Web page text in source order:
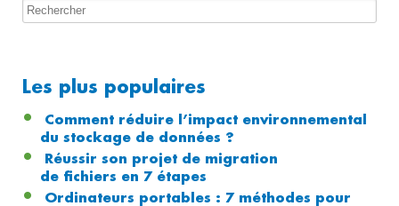
Les plus populaires
Comment réduire l’impact environnemental
du stockage de données ?
Réussir son projet de migration
de fichiers en 7 étapes
Ordinateurs portables : 7 méthodes pour